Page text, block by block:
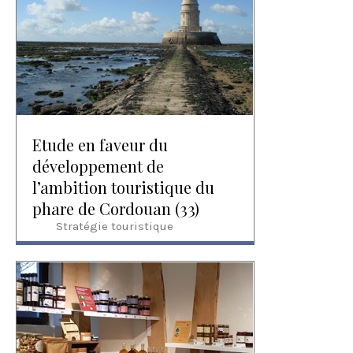
Etude en faveur du
développement de
l’ambition touristique du
phare de Cordouan (33)
Stratégie touristique